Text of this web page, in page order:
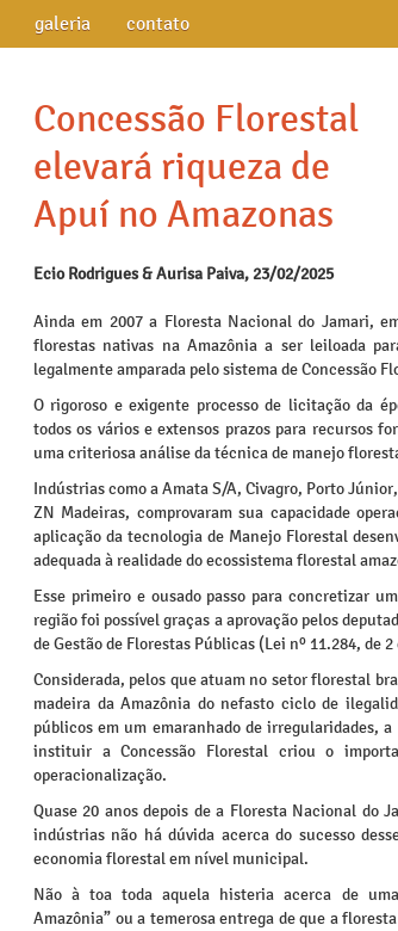
galeria contato
Concessão Florestal
elevará riqueza de
Apuí no Amazonas
Ecio Rodrigues & Aurisa Paiva, 23/02/2025
Ainda em 2007 a Floresta Nacional do Jamari,
florestas nativas na Amazônia a ser leiloada
legalmente amparada pelo sistema de Concessão
O rigoroso e exigente processo de licitação da
todos os vários e extensos prazos para recursos
uma criteriosa análise da técnica de manejo
Indústrias como a Amata S/A, Civagro, Porto
ZN Madeiras, comprovaram sua capacidade
aplicação da tecnologia de Manejo Florestal
adequada à realidade do ecossistema florestal
Esse primeiro e ousado passo para concretizar
região foi possível graças a aprovação pelos
de Gestão de Florestas Públicas (Lei nº 11.284, de
Considerada, pelos que atuam no setor florestal
madeira da Amazônia do nefasto ciclo de
públicos em um emaranhado de irregularidades,
instituir a Concessão Florestal criou o
operacionalização.
Quase 20 anos depois de a Floresta Nacional do
indústrias não há dúvida acerca do sucesso
economia florestal em nível municipal.
Não à toa toda aquela histeria acerca de
Amazônia” ou a temerosa entrega de que a